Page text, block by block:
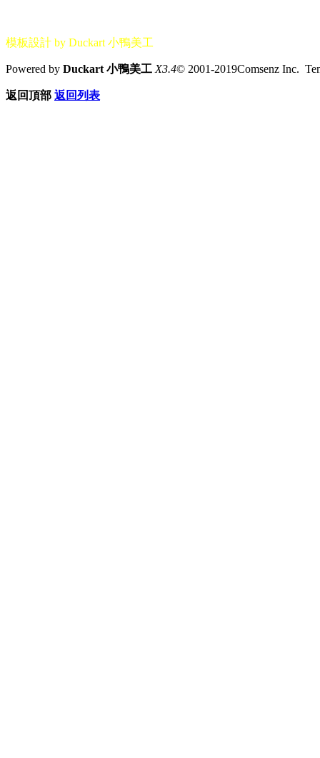
模板設計 by Duckart 小鴨美工
Powered by Duckart 小鴨美工 X3.4© 2001-2019Comsenz Inc.
返回頂部 返回列表